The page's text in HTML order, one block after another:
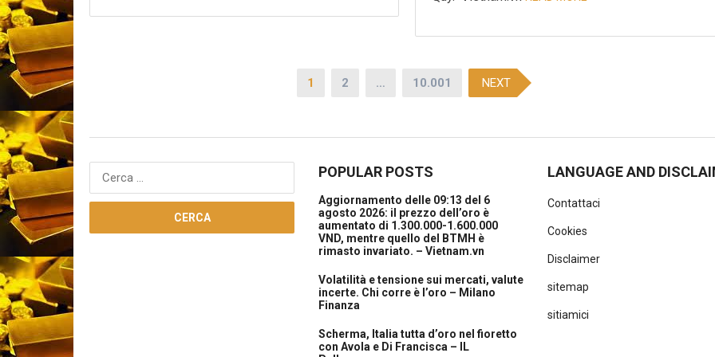
1 2 … 10.001 NEXT
Ricerca
per:
POPULAR POSTS
Aggiornamento delle 09:13 del 6
agosto 2026: il prezzo dell’oro è
aumentato di 1.300.000-1.600.000
VND, mentre quello del BTMH è
rimasto invariato. – Vietnam.vn
Volatilità e tensione sui mercati, valute
incerte. Chi corre è l’oro – Milano
Finanza
Scherma, Italia tutta d’oro nel fioretto
con Avola e Di Francisca – IL
LANGUAGE AND
Contattaci
Cookies
Disclaimer
sitemap
sitiamici